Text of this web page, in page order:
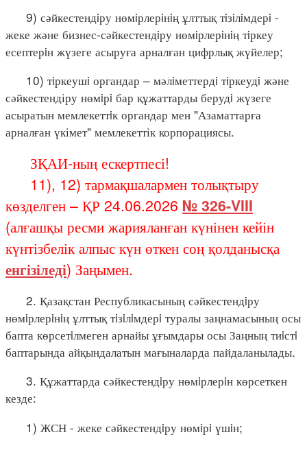
9) сәйкестендiру нөмiрлерiнiң ұлттық тiзiлiмдерi -
жеке және бизнес-сәйкестендiру нөмiрлерiнiң тiркеу
есептерiн жүзеге асыруға арналған цифрлық жүйелер;
10) тiркеушi органдар – мәлiметтердi тiркеудi және
сәйкестендіру нөмiрi бар құжаттарды берудi жүзеге
асыратын мемлекеттiк органдар мен "Азаматтарға
арналған үкімет" мемлекеттік корпорациясы.
ЗҚАИ-ның ескертпесі!
11), 12) тармақшалармен толықтыру
көзделген – ҚР 24.06.2026 № 326-VIII
(алғашқы ресми жарияланған күнінен кейін
күнтізбелік алпыс күн өткен соң қолданысқа
енгізіледі) Заңымен.
2. Қазақстан Республикасының сәйкестендiру
нөмiрлерiнiң ұлттық тiзiлiмдерi туралы заңнамасының осы
бапта көрсетiлмеген арнайы ұғымдары осы Заңның тиiстi
баптарында айқындалатын мағыналарда пайдаланылады.
3. Құжаттарда сәйкестендiру нөмiрлерiн көрсеткен
кезде:
1) ЖСН - жеке сәйкестендiру нөмiрi үшiн;